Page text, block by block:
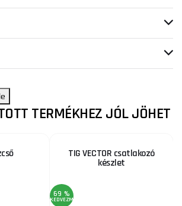
TERMÉKHEZ JÓL JÖHET
TIG VECTOR csatlakozó
készlet
69 %
KEDVEZMÉNY